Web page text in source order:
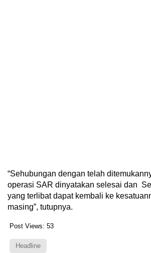
“Sehubungan dengan telah
operasi SAR dinyatakan selesai dan
yang terlibat dapat kembali ke
masing”, tutupnya.
Post Views: 53
Headline